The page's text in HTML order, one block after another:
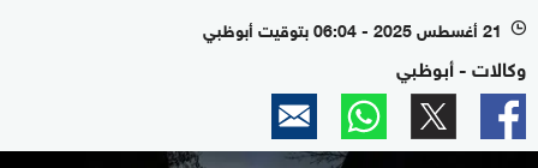
l 21 أغسطس 2025 - 06:04 بتوقيت أبوظبي
وكالات - أبوظبي